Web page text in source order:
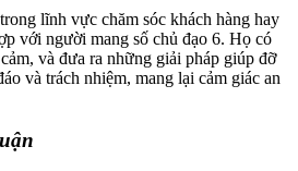
lĩnh vực chăm sóc khách hàng hay
với người mang số chủ đạo 6. Họ có
và đưa ra những giải pháp giúp đỡ
và trách nhiệm, mang lại cảm giác an